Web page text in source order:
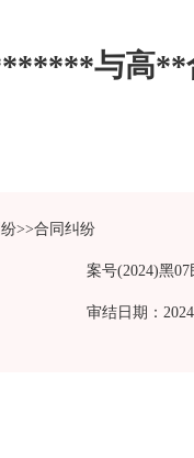
与高**
>>合同纠纷
案号(2024)黑
审结日期：